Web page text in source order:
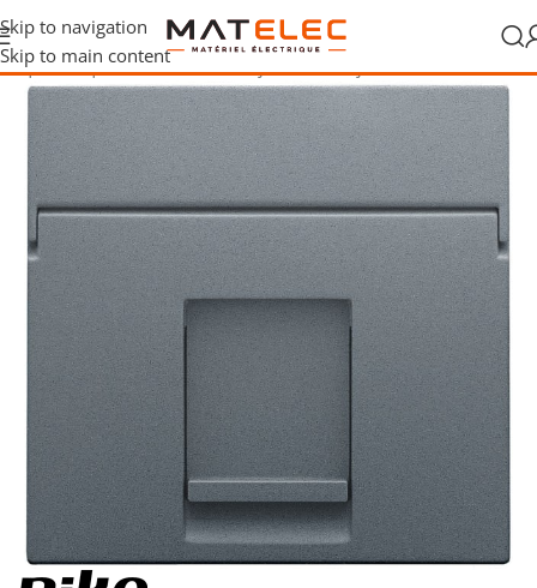
Skip to navigation
Skip to main content
/Plaques de finition et enjoliveurs/Enjoliveur multimédia